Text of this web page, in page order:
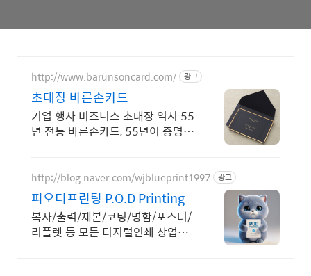
http://www.barunsoncard.com/ 광고
초대장 바른손카드
기업 행사 비즈니스 초대장 역시 55
년 전통 바른손카드, 55년이 증명하
http://blog.naver.com/wjblueprint1997 광고
피오디프린팅 P.O.D Printing
복사/출력/제본/코팅/명함/포스터/
리플렛 등 모든 디지털인쇄 상업인